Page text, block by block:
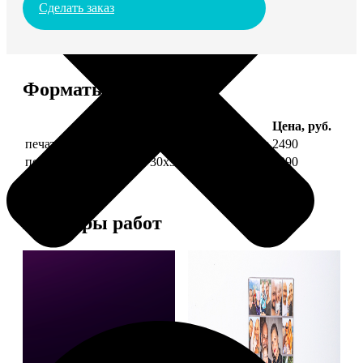
Сделать заказ
Форматы и цены
Цена, руб.
печать фото на холсте 30х30 на подрамнике 2490
печать фото на холсте 30х30 в раме
4990
Примеры работ